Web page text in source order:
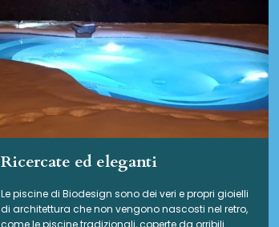
Ricercate ed eleganti
Le piscine di Biodesign sono dei veri e propri gioielli
di architettura che non vengono nascosti nel retro,
come le piscine tradizionali, coperte da orribili